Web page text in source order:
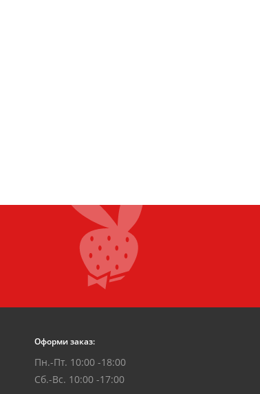
Оформи заказ:
Пн.-Пт. 10:00 -18:00
Сб.-Вс. 10:00 -17:00